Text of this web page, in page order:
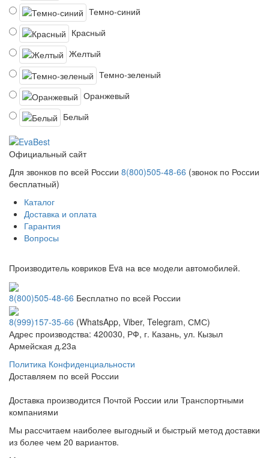
Темно-синий
Красный
Желтый
Темно-зеленый
Оранжевый
Белый
Официальный сайт
Для звонков по всей России 8(800)505-48-66 (звонок по России
бесплатный)
Каталог
Доставка и оплата
Гарантия
Вопросы
Производитель ковриков Eva на все модели автомобилей.
8(800)505-48-66 Бесплатно по всей России
8(999)157-35-66 (WhatsApp, Viber, Telegram, СМС)
Адрес производства: 420030, РФ, г. Казань, ул. Кызыл
Армейская д.23а
Политика Конфиденциальности
Доставляем по всей России
Доставка производится Почтой России или Транспортными
компаниями
Мы рассчитаем наиболее выгодный и быстрый метод доставки
из более чем 20 вариантов.